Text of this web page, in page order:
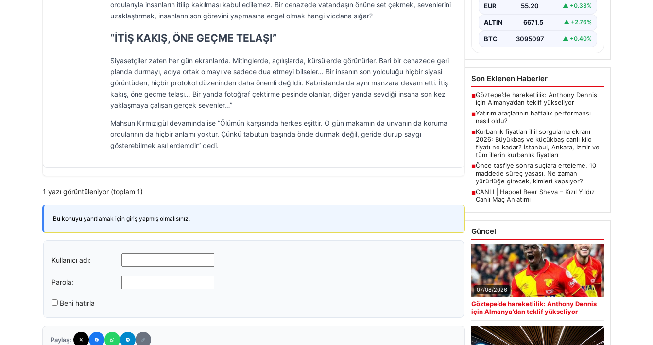
ordularıyla insanların itilip kakılması kabul edilemez. Bir cenazede vatandaşın önüne set çekmek, sevenlerini
uzaklaştırmak, insanların son görevini yapmasına engel olmak hangi vicdana sığar?
“İTİŞ KAKIŞ, ÖNE GEÇME TELAŞI”
Siyasetçiler zaten her gün ekranlarda. Mitinglerde, açılışlarda, kürsülerde görünürler. Bari bir cenazede geri
planda durmayı, acıya ortak olmayı ve sadece dua etmeyi bilseler… Bir insanın son yolculuğu hiçbir siyasi
görüntüden, hiçbir protokol düzeninden daha önemli değildir. Kabristanda da aynı manzara devam etti. İtiş
kakış, öne geçme telaşı… Bir yanda fotoğraf çektirme peşinde olanlar, diğer yanda sevdiği insana son kez
yaklaşmaya çalışan gerçek sevenler…”
Mahsun Kırmızıgül devamında ise “Ölümün karşısında herkes eşittir. O gün makamın da unvanın da koruma
ordularının da hiçbir anlamı yoktur. Çünkü tabutun başında önde durmak değil, geride durup saygı
gösterebilmek asıl erdemdir” dedi.
1 yazı görüntüleniyor (toplam 1)
Bu konuyu yanıtlamak için giriş yapmış olmalısınız.
Kullanıcı adı:
Parola:
Beni hatırla
Paylaş:
EUR 55.20 ▲ +0.33%
ALTIN 6671.5 ▲ +2.76%
BTC 3095097 ▲ +0.40%
Son Eklenen Haberler
■Göztepe’de hareketlilik: Anthony Dennis
için Almanya’dan teklif yükseliyor
■Yatırım araçlarının haftalık performansı
nasıl oldu?
■Kurbanlık fiyatları il il sorgulama ekranı
2026: Büyükbaş ve küçükbaş canlı kilo
fiyatı ne kadar? İstanbul, Ankara, İzmir ve
tüm illerin kurbanlık fiyatları
■Önce tasfiye sonra suçlara erteleme. 10
maddede süreç yasası. Ne zaman
yürürlüğe girecek, kimleri kapsıyor?
■CANLI | Hapoel Beer Sheva – Kızıl Yıldız
Canlı Maç Anlatımı
Güncel
07/08/2026
Göztepe’de hareketlilik: Anthony Dennis
için Almanya’dan teklif yükseliyor